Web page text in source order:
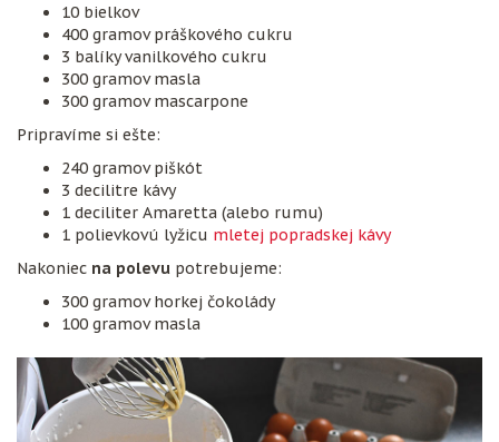
10 bielkov
400 gramov práškového cukru
3 balíky vanilkového cukru
300 gramov masla
300 gramov mascarpone
Pripravíme si ešte:
240 gramov piškót
3 decilitre kávy
1 deciliter Amaretta (alebo rumu)
1 polievkovú lyžicu mletej popradskej kávy
Nakoniec na polevu potrebujeme:
300 gramov horkej čokolády
100 gramov masla